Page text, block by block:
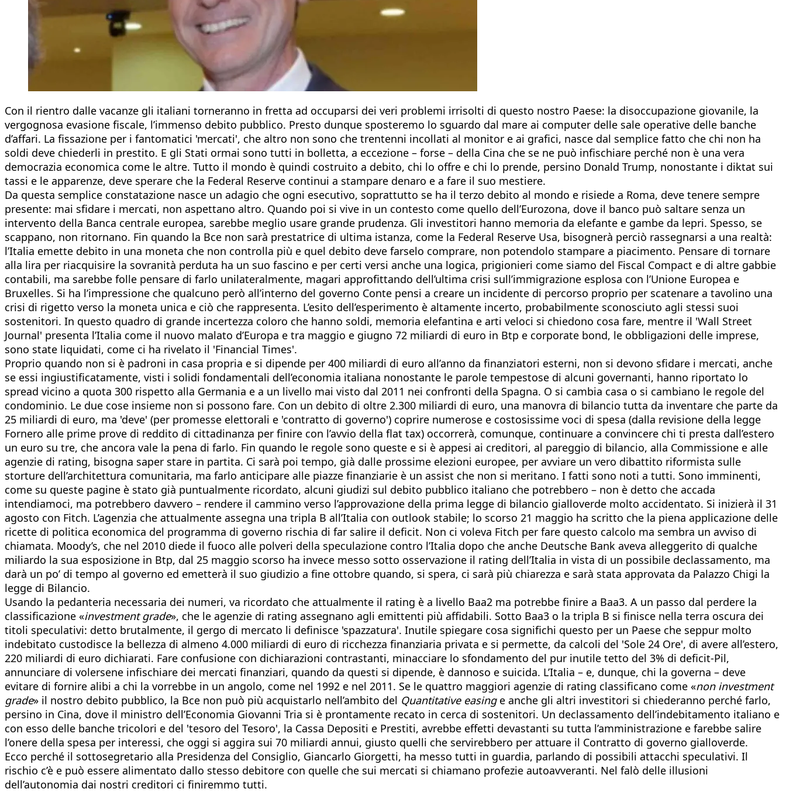
Con il rientro dalle vacanze gli italiani torneranno in fretta ad occuparsi dei veri problemi irrisolti di questo nostro Paese: la disoccupazione giovanile, la
vergognosa evasione fiscale, l’immenso debito pubblico. Presto dunque sposteremo lo sguardo dal mare ai computer delle sale operative delle banche
d’affari. La fissazione per i fantomatici 'mercati', che altro non sono che trentenni incollati al monitor e ai grafici, nasce dal semplice fatto che chi non ha
soldi deve chiederli in prestito. E gli Stati ormai sono tutti in bolletta, a eccezione – forse – della Cina che se ne può infischiare perché non è una vera
democrazia economica come le altre. Tutto il mondo è quindi costruito a debito, chi lo offre e chi lo prende, persino Donald Trump, nonostante i diktat sui
tassi e le apparenze, deve sperare che la Federal Reserve continui a stampare denaro e a fare il suo mestiere.
Da questa semplice constatazione nasce un adagio che ogni esecutivo, soprattutto se ha il terzo debito al mondo e risiede a Roma, deve tenere sempre
presente: mai sfidare i mercati, non aspettano altro. Quando poi si vive in un contesto come quello dell’Eurozona, dove il banco può saltare senza un
intervento della Banca centrale europea, sarebbe meglio usare grande prudenza. Gli investitori hanno memoria da elefante e gambe da lepri. Spesso, se
scappano, non ritornano. Fin quando la Bce non sarà prestatrice di ultima istanza, come la Federal Reserve Usa, bisognerà perciò rassegnarsi a una realtà:
l’Italia emette debito in una moneta che non controlla più e quel debito deve farselo comprare, non potendolo stampare a piacimento. Pensare di tornare
alla lira per riacquisire la sovranità perduta ha un suo fascino e per certi versi anche una logica, prigionieri come siamo del Fiscal Compact e di altre gabbie
contabili, ma sarebbe folle pensare di farlo unilateralmente, magari approfittando dell’ultima crisi sull’immigrazione esplosa con l’Unione Europea e
Bruxelles. Si ha l’impressione che qualcuno però all’interno del governo Conte pensi a creare un incidente di percorso proprio per scatenare a tavolino una
crisi di rigetto verso la moneta unica e ciò che rappresenta. L’esito dell’esperimento è altamente incerto, probabilmente sconosciuto agli stessi suoi
sostenitori. In questo quadro di grande incertezza coloro che hanno soldi, memoria elefantina e arti veloci si chiedono cosa fare, mentre il 'Wall Street
Journal' presenta l’Italia come il nuovo malato d’Europa e tra maggio e giugno 72 miliardi di euro in Btp e corporate bond, le obbligazioni delle imprese,
sono state liquidati, come ci ha rivelato il 'Financial Times'.
Proprio quando non si è padroni in casa propria e si dipende per 400 miliardi di euro all’anno da finanziatori esterni, non si devono sfidare i mercati, anche
se essi ingiustificatamente, visti i solidi fondamentali dell’economia italiana nonostante le parole tempestose di alcuni governanti, hanno riportato lo
spread vicino a quota 300 rispetto alla Germania e a un livello mai visto dal 2011 nei confronti della Spagna. O si cambia casa o si cambiano le regole del
condominio. Le due cose insieme non si possono fare. Con un debito di oltre 2.300 miliardi di euro, una manovra di bilancio tutta da inventare che parte da
25 miliardi di euro, ma 'deve' (per promesse elettorali e 'contratto di governo') coprire numerose e costosissime voci di spesa (dalla revisione della legge
Fornero alle prime prove di reddito di cittadinanza per finire con l’avvio della flat tax) occorrerà, comunque, continuare a convincere chi ti presta dall’estero
un euro su tre, che ancora vale la pena di farlo. Fin quando le regole sono queste e si è appesi ai creditori, al pareggio di bilancio, alla Commissione e alle
agenzie di rating, bisogna saper stare in partita. Ci sarà poi tempo, già dalle prossime elezioni europee, per avviare un vero dibattito riformista sulle
storture dell’architettura comunitaria, ma farlo anticipare alle piazze finanziarie è un assist che non si meritano. I fatti sono noti a tutti. Sono imminenti,
come su queste pagine è stato già puntualmente ricordato, alcuni giudizi sul debito pubblico italiano che potrebbero – non è detto che accada
intendiamoci, ma potrebbero davvero – rendere il cammino verso l’approvazione della prima legge di bilancio gialloverde molto accidentato. Si inizierà il 31
agosto con Fitch. L’agenzia che attualmente assegna una tripla B all’Italia con outlook stabile; lo scorso 21 maggio ha scritto che la piena applicazione delle
ricette di politica economica del programma di governo rischia di far salire il deficit. Non ci voleva Fitch per fare questo calcolo ma sembra un avviso di
chiamata. Moody’s, che nel 2010 diede il fuoco alle polveri della speculazione contro l’Italia dopo che anche Deutsche Bank aveva alleggerito di qualche
miliardo la sua esposizione in Btp, dal 25 maggio scorso ha invece messo sotto osservazione il rating dell’Italia in vista di un possibile declassamento, ma
darà un po’ di tempo al governo ed emetterà il suo giudizio a fine ottobre quando, si spera, ci sarà più chiarezza e sarà stata approvata da Palazzo Chigi la
legge di Bilancio.
Usando la pedanteria necessaria dei numeri, va ricordato che attualmente il rating è a livello Baa2 ma potrebbe finire a Baa3. A un passo dal perdere la
classificazione «investment grade», che le agenzie di rating assegnano agli emittenti più affidabili. Sotto Baa3 o la tripla B si finisce nella terra oscura dei
titoli speculativi: detto brutalmente, il gergo di mercato li definisce 'spazzatura'. Inutile spiegare cosa significhi questo per un Paese che seppur molto
indebitato custodisce la bellezza di almeno 4.000 miliardi di euro di ricchezza finanziaria privata e si permette, da calcoli del 'Sole 24 Ore', di avere all’estero,
220 miliardi di euro dichiarati. Fare confusione con dichiarazioni contrastanti, minacciare lo sfondamento del pur inutile tetto del 3% di deficit-Pil,
annunciare di volersene infischiare dei mercati finanziari, quando da questi si dipende, è dannoso e suicida. L’Italia – e, dunque, chi la governa – deve
evitare di fornire alibi a chi la vorrebbe in un angolo, come nel 1992 e nel 2011. Se le quattro maggiori agenzie di rating classificano come «non investment
grade» il nostro debito pubblico, la Bce non può più acquistarlo nell’ambito del Quantitative easinge anche gli altri investitori si chiederanno perché farlo,
persino in Cina, dove il ministro dell’Economia Giovanni Tria si è prontamente recato in cerca di sostenitori. Un declassamento dell’indebitamento italiano e
con esso delle banche tricolori e del 'tesoro del Tesoro', la Cassa Depositi e Prestiti, avrebbe effetti devastanti su tutta l’amministrazione e farebbe salire
l’onere della spesa per interessi, che oggi si aggira sui 70 miliardi annui, giusto quelli che servirebbero per attuare il Contratto di governo gialloverde.
Ecco perché il sottosegretario alla Presidenza del Consiglio, Giancarlo Giorgetti, ha messo tutti in guardia, parlando di possibili attacchi speculativi. Il
rischio c’è e può essere alimentato dallo stesso debitore con quelle che sui mercati si chiamano profezie autoavveranti. Nel falò delle illusioni
dell’autonomia dai nostri creditori ci finiremmo tutti.